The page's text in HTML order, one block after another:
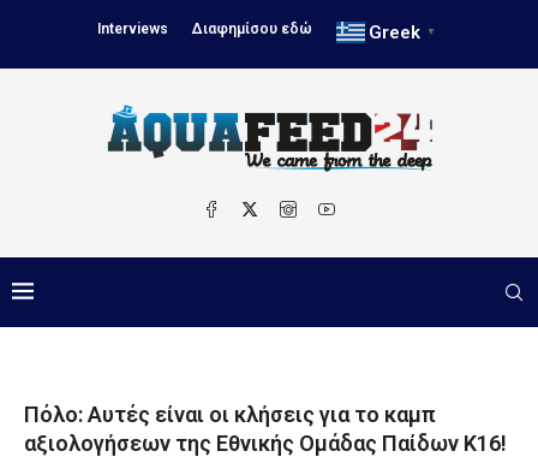
Interviews Διαφημίσου εδώ Greek ▼
Πόλο: Αυτές είναι οι κλήσεις για το καμπ
αξιολογήσεων της Εθνικής Ομάδας Παίδων Κ16!